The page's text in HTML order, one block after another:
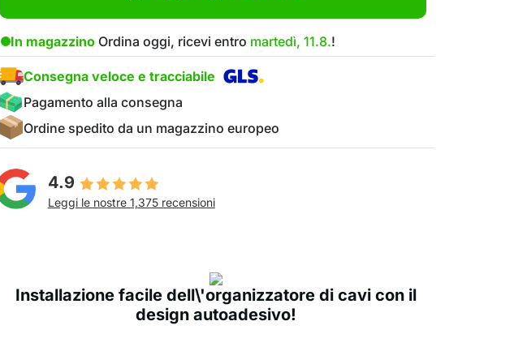
In magazzino Ordina oggi, ricevi entro martedì, 11.8.!
Consegna veloce e tracciabile
Pagamento alla consegna
Ordine spedito da un magazzino europeo
4.9
Leggi le nostre 1,375 recensioni
Installazione facile dell\'organizzatore di cavi con il
design autoadesivo!